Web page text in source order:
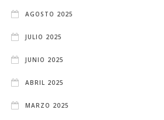
AGOSTO 2025
JULIO 2025
JUNIO 2025
ABRIL 2025
MARZO 2025